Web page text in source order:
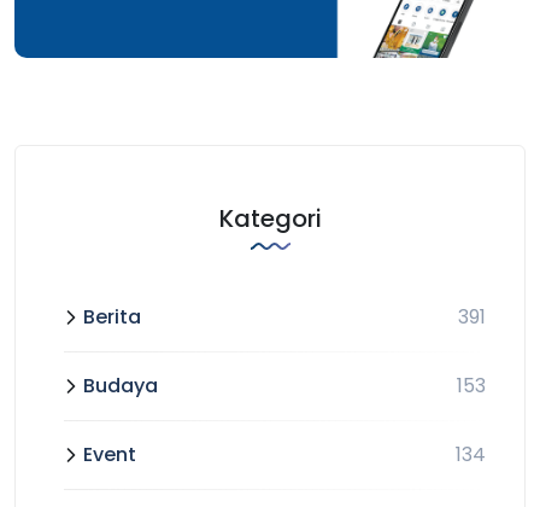
Kategori
Berita 391
Budaya 153
Event 134